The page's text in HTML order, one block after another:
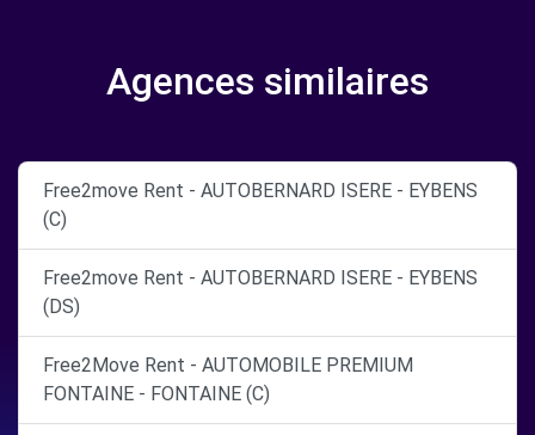
Agences similaires
Free2move Rent - AUTOBERNARD ISERE - EYBENS
(C)
Free2move Rent - AUTOBERNARD ISERE - EYBENS
(DS)
Free2Move Rent - AUTOMOBILE PREMIUM
FONTAINE - FONTAINE (C)